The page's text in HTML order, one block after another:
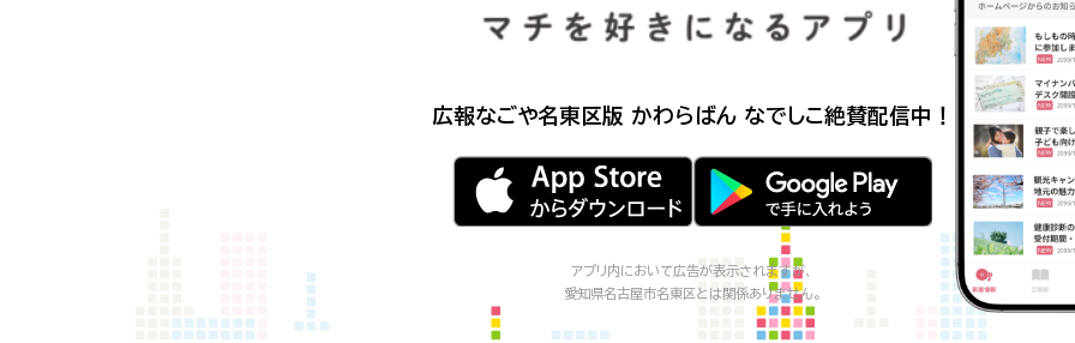
広報なごや名東区版 かわらばん なでしこ絶賛配信中！
アプリ内において広告が表示されますが、
愛知県名古屋市名東区とは関係ありません。